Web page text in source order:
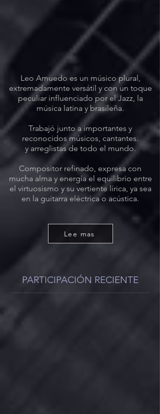
Leo Amuedo es un músico plural,
extremadamente versátil y con un toque
peculiar influenciado por el Jazz, la
música latina y brasileña.
Trabajó junto a importantes y
reconocidos músicos, cantantes.
y arreglistas de todo el mundo.
Compositor refinado, expresa con
mucha alma y energía el equilibrio entre
el virtuosismo y su vertiente lírica, ya sea
en la guitarra eléctrica o acústica.
Lee mas
PARTICIPACIÓN RECIENTE